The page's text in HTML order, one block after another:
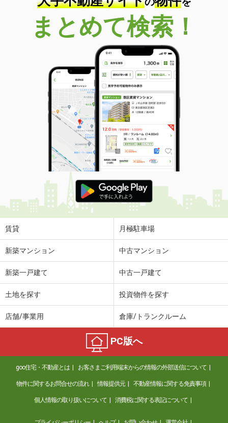
神奈川県横浜市金沢区六浦１丁目
価 格
10.40万円
神奈川県横浜市金沢区六浦１丁目
26.14m²
間取り
1K
神奈川県横浜市金沢区六浦１丁目
価 格
10.40万円
住 所
神奈川県横浜市金沢区六浦１丁目
専有面積 26.14m²
間取り
1K
神奈川県横浜市港北区小机町
価 格
8.70万円
住 所
神奈川県横浜市港北区小机町
専有面積
神奈川県平塚市錦町
6.30万円
神奈川県横浜市港北区樽町１丁目
10.30万円
住 所
神奈川県横浜市港北区樽町１丁目
専有面積 20.28m²
間取り
1K
神奈川県川崎市多摩区登戸
まとめて検索！
賃貸 月極駐車場
新築マンション 中古マンション
新築一戸建て 中古一戸建て
土地を探す 投資物件を探す
店舗/事業用 倉庫/トランクルーム
PC版へ
goo住宅・不動産とは お客さまご利用端末からの情報の外部送信について
物件に関するお問合せの流れ 情報提供元 不動産情報に関する免責事項
個人情報の取り扱いについて 消費税に関する表記について